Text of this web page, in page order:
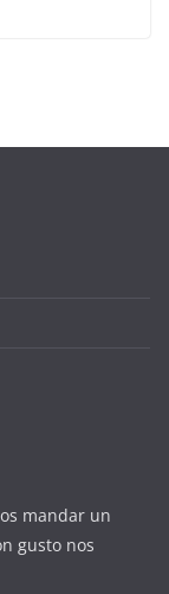
mandar un
gusto nos